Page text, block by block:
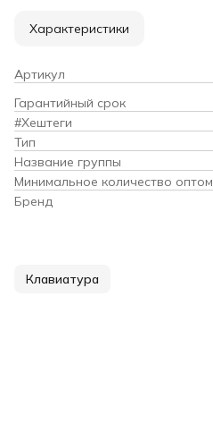
Характеристики
Артикул
Гарантийный срок
#Хештеги
Тип
Название группы
Минимальное количество оптом
Бренд
Клавиатура